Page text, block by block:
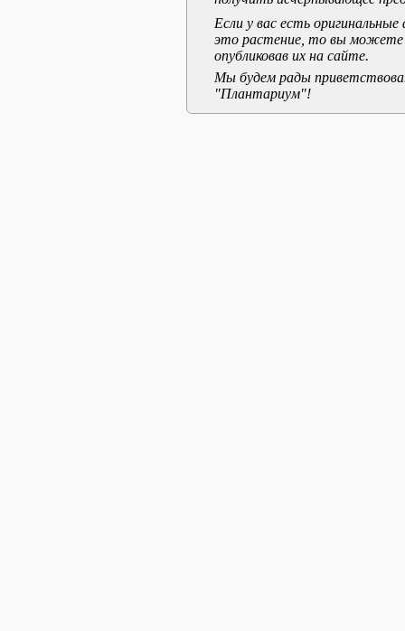
Если у вас есть
это растение, то вы можете
опубликовав их на сайте.
Мы будем рады
"Плантариум"!